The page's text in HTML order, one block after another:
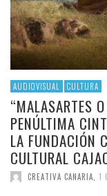
AUDIOVISUAL CULTURA
“MALASARTES
PENÚLTIMA
LA FUNDACIÓN
CULTURAL
CREATIVA CANARIA 1